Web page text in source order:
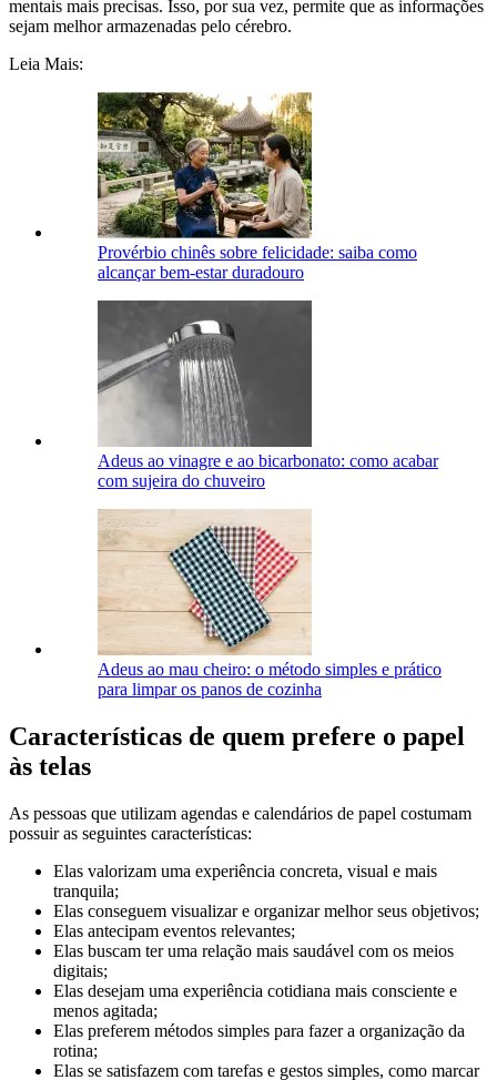
mentais mais precisas. Isso, por sua vez, permite que as informações
sejam melhor armazenadas pelo cérebro.
Leia Mais:
Provérbio chinês sobre felicidade: saiba como
alcançar bem-estar duradouro
Adeus ao vinagre e ao bicarbonato: como acabar
com sujeira do chuveiro
Adeus ao mau cheiro: o método simples e prático
para limpar os panos de cozinha
Características de quem prefere o papel
às telas
As pessoas que utilizam agendas e calendários de papel costumam
possuir as seguintes características:
Elas valorizam uma experiência concreta, visual e mais
tranquila;
Elas conseguem visualizar e organizar melhor seus objetivos;
Elas antecipam eventos relevantes;
Elas buscam ter uma relação mais saudável com os meios
digitais;
Elas desejam uma experiência cotidiana mais consciente e
menos agitada;
Elas preferem métodos simples para fazer a organização da
rotina;
Elas se satisfazem com tarefas e gestos simples, como marcar